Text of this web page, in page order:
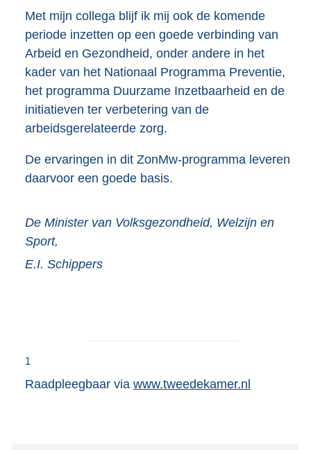
Met mijn collega blijf ik mij ook de komende
periode inzetten op een goede verbinding van
Arbeid en Gezondheid, onder andere in het
kader van het Nationaal Programma Preventie,
het programma Duurzame Inzetbaarheid en de
initiatieven ter verbetering van de
arbeidsgerelateerde zorg.
De ervaringen in dit ZonMw-programma leveren
daarvoor een goede basis.
De Minister van Volksgezondheid, Welzijn en
Sport,
E.I. Schippers
1
Raadpleegbaar via www.tweedekamer.nl